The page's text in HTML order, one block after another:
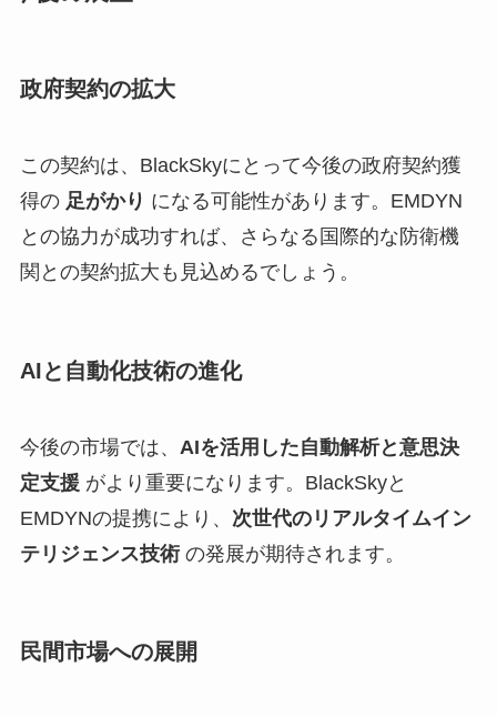
政府契約の拡大
この契約は、BlackSkyにとって今後の政府契約獲
得の 足がかり になる可能性があります。EMDYN
との協力が成功すれば、さらなる国際的な防衛機
関との契約拡大も見込めるでしょう。
AIと自動化技術の進化
今後の市場では、 AIを活用した自動解析と意思決
定支援 がより重要になります。BlackSkyと
EMDYNの提携により、 次世代のリアルタイムイン
テリジェンス技術の発展が期待されます。
民間市場への展開